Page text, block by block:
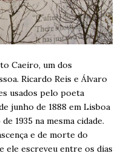
Caeiro, um dos
Ricardo Reis e Álvaro
usados pelo poeta
junho de 1888 em Lisboa
1935 na mesma cidade.
e de morte do
ele escreveu entre os dias